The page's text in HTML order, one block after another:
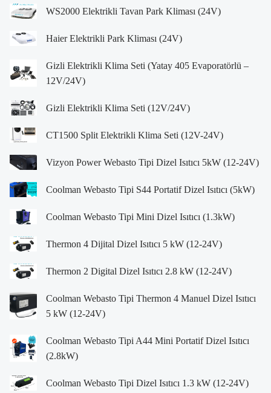
WS2000 Elektrikli Tavan Park Kliması (24V)
Haier Elektrikli Park Kliması (24V)
Gizli Elektrikli Klima Seti (Yatay 405 Evaporatörlü –
12V/24V)
Gizli Elektrikli Klima Seti (12V/24V)
CT1500 Split Elektrikli Klima Seti (12V-24V)
Vizyon Power Webasto Tipi Dizel Isıtıcı 5kW (12-24V)
Coolman Webasto Tipi S44 Portatif Dizel Isıtıcı (5kW)
Coolman Webasto Tipi Mini Dizel Isıtıcı (1.3kW)
Thermon 4 Dijital Dizel Isıtıcı 5 kW (12-24V)
Thermon 2 Digital Dizel Isıtıcı 2.8 kW (12-24V)
Coolman Webasto Tipi Thermon 4 Manuel Dizel Isıtıcı
5 kW (12-24V)
Coolman Webasto Tipi A44 Mini Portatif Dizel Isıtıcı
(2.8kW)
Coolman Webasto Tipi Dizel Isıtıcı 1.3 kW (12-24V)